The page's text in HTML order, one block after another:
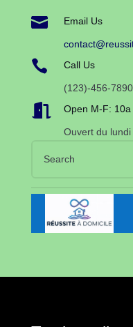
 Email Us
 Call Us
(123)-456-7890
 Open M-F: 10a
Ouvert du